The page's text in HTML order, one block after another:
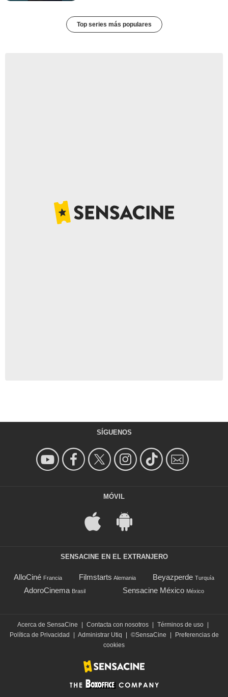
Top series más populares
SÍGUENOS
MÓVIL
SENSACINE EN EL EXTRANJERO
AlloCiné Francia Filmstarts Alemania Beyazperde Turquía
AdoroCinema Brasil Sensacine México México
Acerca de SensaCine | Contacta con nosotros | Términos de uso |
Política de Privacidad
| Administrar Utiq | ©SensaCine |
Preferencias de
cookies